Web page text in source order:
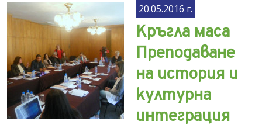
20.05.2016 г.
Кръгла маса
Преподаване
на история и
културна
интеграция